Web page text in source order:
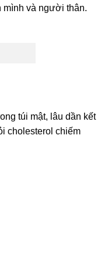
mình và người thân.
túi mật, lâu dần kết
cholesterol chiếm